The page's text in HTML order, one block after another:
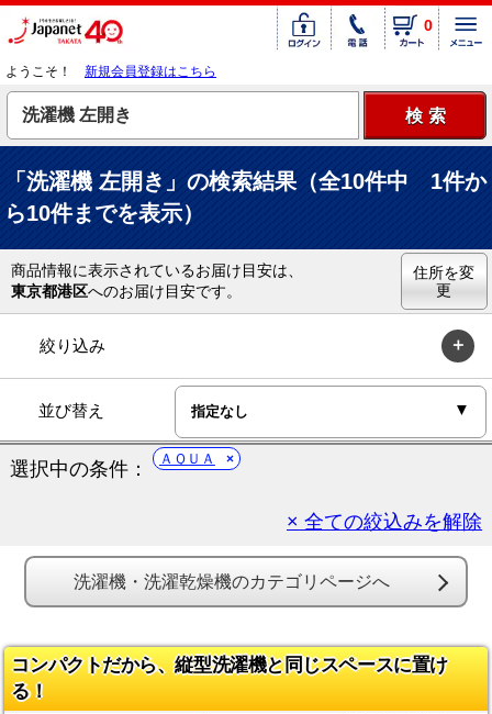
0
ようこそ！ 新規会員登録はこちら
「洗濯機 左開き」の検索結果（全10件中 1件か
ら10件までを表示）
商品情報に表示されているお届け目安は、
東京都港区へのお届け目安です。
住所を変
更
絞り込み
並び替え
選択中の条件： ＡＱＵＡ
× 全ての絞込みを解除
洗濯機・洗濯乾燥機のカテゴリページへ
コンパクトだから、縦型洗濯機と同じスペースに置け
る！